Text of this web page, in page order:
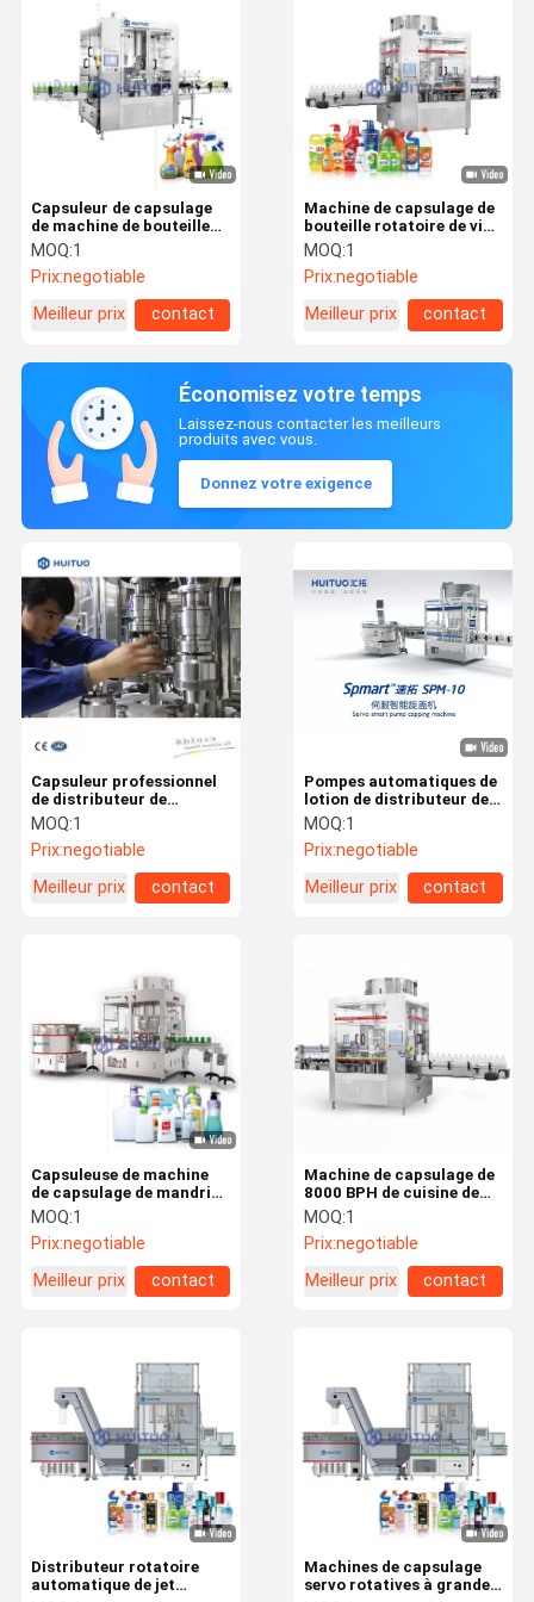
Maison Produits
Au Sujet De
Capsuleur de capsulage
de machine de bouteille
de jet de déclencheur
automatique de
distributeur
MOQ:1
Prix:negotiable
Meilleur prix
contact
Machine de capsulage de
bouteille rotatoire de vis
pour la pompe de
distributeur de jet
MOQ:1
Prix:negotiable
Meilleur prix
contact
Économisez votre temps
Laissez-nous contacter les meilleurs
produits avec vous.
Donnez votre exigence
Pompes automatiques de
lotion de distributeur de
Capping Machine For de
capsuleur de bec de
déclencheur de jet de
MOQ:1
Prix:negotiable
Meilleur prix
contact
Capsuleur professionnel
de distributeur de
shampooing fabriqué en
Chine
MOQ:1
Prix:negotiable
Meilleur prix
contact
Machine de capsulage de
8000 BPH de cuisine de
déclencheur maximum de
soin
MOQ:1
Prix:negotiable
Meilleur prix
contact
Capsuleuse de machine
de capsulage de mandrin
servo rotatif de bouteille
de liquide chimique
Huituo
MOQ:1
Prix:negotiable
Meilleur prix
contact
Machines de capsulage
servo rotatives à grande
Distributeur rotatoire
automatique de jet